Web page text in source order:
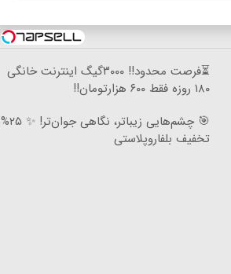
⏳فرصت محدود!! ۳۰۰۰گیگ اینترنت خانگی
۱۸۰ روزه فقط ۶۰۰ هزارتومان!!
🎯 چشم‌هایی زیباتر، نگاهی جوان‌تر! ✨ ۲۵%
تخفیف بلفاروپلاستی